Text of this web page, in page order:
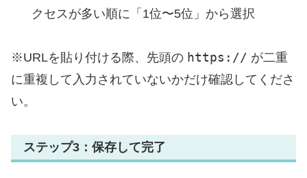
クセスが多い順に「1位〜5位」から選択
※URLを貼り付ける際、先頭の https:// が二重
に重複して入力されていないかだけ確認してくださ
い。
ステップ3：保存して完了